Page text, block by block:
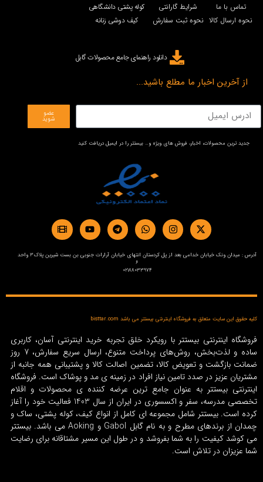
تماس با ما
نحوه ارسال کالا
شرایط گارانتی
نحوه ثبت سفارش
کوله پشتی دانشگاهی
کیف دوشی زنانه
دانلود راهنمای جامع محصولات گابل
از آخرین اخبار ما مطلع باشید...
عضو
شوید
جدید ترین محصولات، اخبار، فروش های ویژه و… بیستتر را در ایمیل دریافت کنید
آدرس : میدان ونک خیابان خدامی بعد از پل کردستان انتهای خیابان آرارات جنوبی بن بست شیرین پلاک3 واحد
6
02188033974
کلیه حقوق این سایت متعلق به فروشگاه اینترنتی بیستتر می باشد bisttar.com
فروشگاه اینترنتی بیستتر با رویکرد خلق تجربه خرید اینترنتی آسان، کاربری
ساده و لذت‌بخش، روش‌های پرداخت متنوع، ارسال سریع سفارش، 7 روز
ضمانت بازگشت و تعویض کالا، تضمین اصالت کالا و پشتیبانی همه جانبه از
مشتریان عزیز در صدد تامین نیاز افراد در زمینه‌ ی مد و پوشاک است. فروشگاه
اینترنتی بیستتر به عنوان جامع ترین عرضه کننده ی محصولات و اقلام
تخصصی مدرسه، سفر و اکسسوری در ایران از سال 1403 فعالیت خود را آغاز
کرده است. بیستتر شامل مجموعه ای کامل از انواع کیف، کوله پشتی، ساک و
چمدان از برندهای مطرح و به نام گابل Gabol و Aoking می باشد. بیستتر
می کوشد کیفیت را به شما بفروشد و در طول این مسیر مشتاقانه برای رضایت
شما عزیزان در تلاش است.